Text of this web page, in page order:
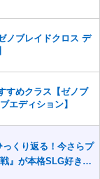
ノブレイドクロス デ
すめクラス【ゼノブ
エディション】
くり返る！今さらプ
』が本格SLG好きを